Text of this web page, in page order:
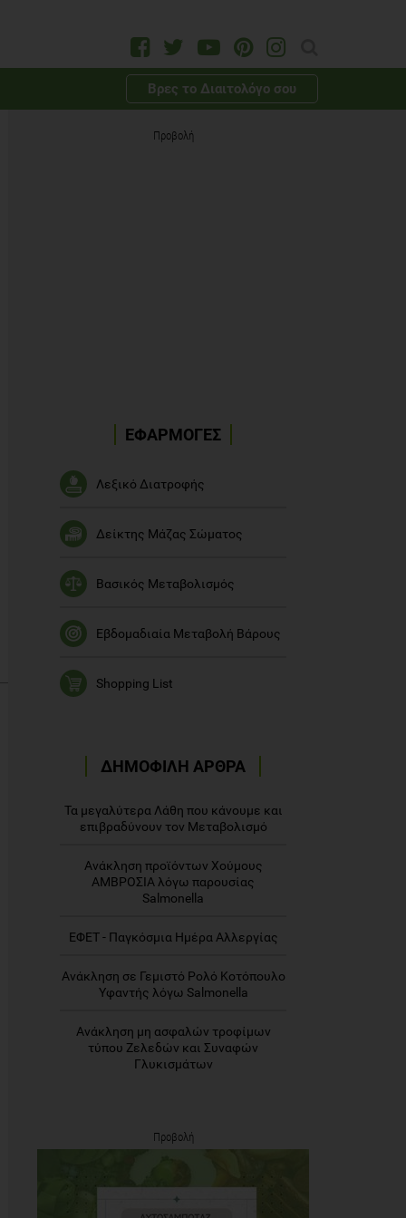
Βρες το Διαιτολόγο σου
Προβολή
ΔΗΜΟΦΙΛΗ ΑΡΘΡΑ
Τα μεγαλύτερα Λάθη που κάνουμε και
επιβραδύνουν τον Μεταβολισμό
Ανάκληση προϊόντων Χούμους
ΑΜΒΡΟΣΙΑ λόγω παρουσίας
Salmonella
ΕΦΕΤ - Παγκόσμια Ημέρα Αλλεργίας
Ανάκληση σε Γεμιστό Ρολό Κοτόπουλο
Υφαντής λόγω Salmonella
Ανάκληση μη ασφαλών τροφίμων
τύπου Ζελεδών και Συναφών
Γλυκισμάτων
ΕΦΑΡΜΟΓΕΣ
Λεξικό Διατροφής
Δείκτης Μάζας Σώματος
Βασικός Μεταβολισμός
Εβδομαδιαία Μεταβολή Βάρους
Shopping List
Προβολή